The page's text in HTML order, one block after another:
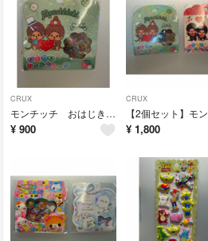
CRUX
モンチッチ おはじきシールフレーク オシャレ
¥ 900
CRUX
¥ 1,800